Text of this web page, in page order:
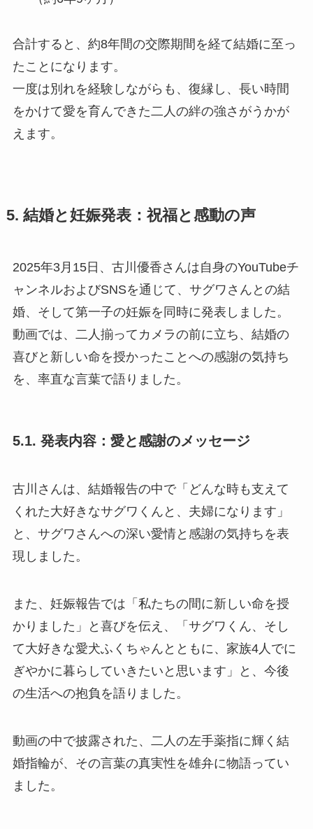
合計すると、約8年間の交際期間を経て結婚に至っ
たことになります。
一度は別れを経験しながらも、復縁し、長い時間
をかけて愛を育んできた二人の絆の強さがうかが
えます。
5. 結婚と妊娠発表：祝福と感動の声
2025年3月15日、古川優香さんは自身のYouTubeチ
ャンネルおよびSNSを通じて、サグワさんとの結
婚、そして第一子の妊娠を同時に発表しました。
動画では、二人揃ってカメラの前に立ち、結婚の
喜びと新しい命を授かったことへの感謝の気持ち
を、率直な言葉で語りました。
5.1. 発表内容：愛と感謝のメッセージ
古川さんは、結婚報告の中で「どんな時も支えて
くれた大好きなサグワくんと、夫婦になります」
と、サグワさんへの深い愛情と感謝の気持ちを表
現しました。
また、妊娠報告では「私たちの間に新しい命を授
かりました」と喜びを伝え、「サグワくん、そし
て大好きな愛犬ふくちゃんとともに、家族4人でに
ぎやかに暮らしていきたいと思います」と、今後
の生活への抱負を語りました。
動画の中で披露された、二人の左手薬指に輝く結
婚指輪が、その言葉の真実性を雄弁に物語ってい
ました。